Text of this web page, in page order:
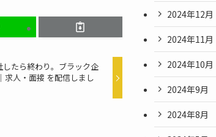
したら終わり。ブラック企
求人・面接 を配信しまし
2024年12月
2024年11月
2024年10月
2024年9月
2024年8月